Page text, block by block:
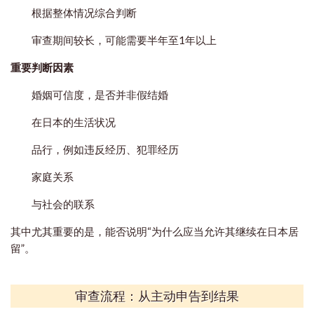
根据整体情况综合判断
审查期间较长，可能需要半年至1年以上
重要判断因素
婚姻可信度，是否并非假结婚
在日本的生活状况
品行，例如违反经历、犯罪经历
家庭关系
与社会的联系
其中尤其重要的是，能否说明“为什么应当允许其继续在日本居
留”。
审查流程：从主动申告到结果